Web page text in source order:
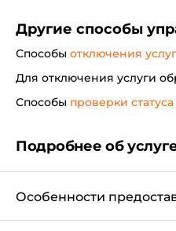
Другие способы
Способы отключения
Для отключения услуги
Способы проверки статуса
Подробнее об
Особенности